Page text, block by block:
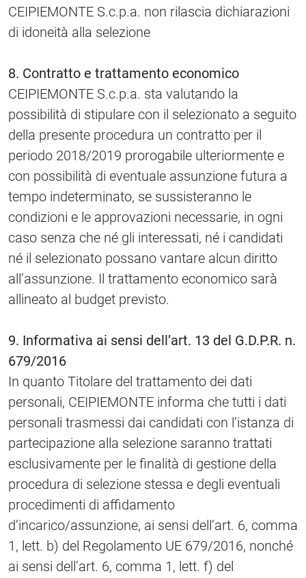
CEIPIEMONTE S.c.p.a. non rilascia dichiarazioni
di idoneità alla selezione
8. Contratto e trattamento economico
CEIPIEMONTE S.c.p.a. sta valutando la
possibilità di stipulare con il selezionato a seguito
della presente procedura un contratto per il
periodo 2018/2019 prorogabile ulteriormente e
con possibilità di eventuale assunzione futura a
tempo indeterminato, se sussisteranno le
condizioni e le approvazioni necessarie, in ogni
caso senza che né gli interessati, né i candidati
né il selezionato possano vantare alcun diritto
all’assunzione. Il trattamento economico sarà
allineato al budget previsto.
9. Informativa ai sensi dell’art. 13 del G.D.P.R. n.
679/2016
In quanto Titolare del trattamento dei dati
personali, CEIPIEMONTE informa che tutti i dati
personali trasmessi dai candidati con l’istanza di
partecipazione alla selezione saranno trattati
esclusivamente per le finalità di gestione della
procedura di selezione stessa e degli eventuali
procedimenti di affidamento
d’incarico/assunzione, ai sensi dell’art. 6, comma
1, lett. b) del Regolamento UE 679/2016, nonché
ai sensi dell’art. 6, comma 1, lett. f) del